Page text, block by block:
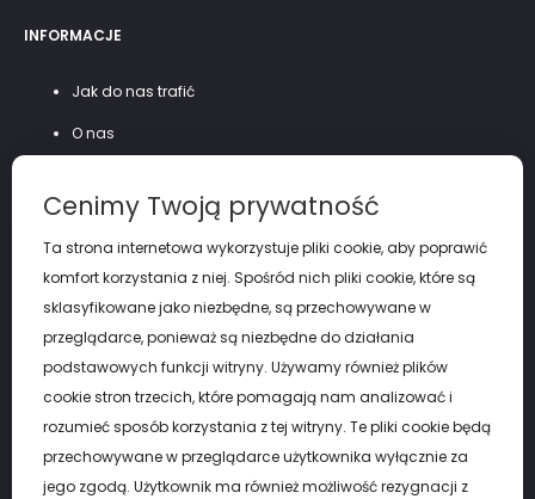
INFORMACJE
Jak do nas trafić
O nas
Polityka prywatności
Cenimy Twoją prywatność
Ta strona internetowa wykorzystuje pliki cookie, aby poprawić
komfort korzystania z niej. Spośród nich pliki cookie, które są
sklasyfikowane jako niezbędne, są przechowywane w
przeglądarce, ponieważ są niezbędne do działania
podstawowych funkcji witryny. Używamy również plików
cookie stron trzecich, które pomagają nam analizować i
rozumieć sposób korzystania z tej witryny. Te pliki cookie będą
przechowywane w przeglądarce użytkownika wyłącznie za
jego zgodą. Użytkownik ma również możliwość rezygnacji z